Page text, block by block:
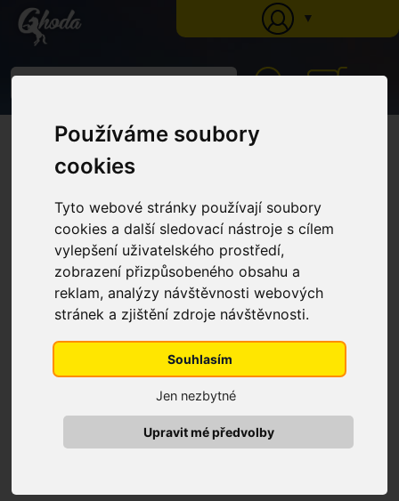
Používáme soubory
cookies
Tyto webové stránky používají soubory
cookies a další sledovací nástroje s cílem
vylepšení uživatelského prostředí,
zobrazení přizpůsobeného obsahu a
reklam, analýzy návštěvnosti webových
stránek a zjištění zdroje návštěvnosti.
Souhlasím
Jen nezbytné
Upravit mé předvolby
▼
»Katalog »Krmné doplňky»Kůže a srst» Biotin plus pro zdravá
kopyta, kyblík 1,5 kg
Biotin plus pro zdravá kopyta,
kyblík 1,5 kg